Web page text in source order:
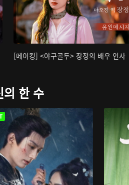
[메이킹] <야구골두> 장정의 배우 인사
의 한 수